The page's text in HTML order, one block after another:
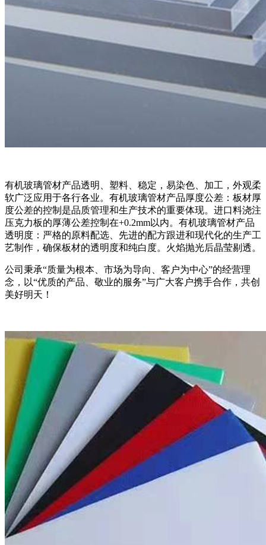
有机玻璃管材产品透明、塑料、稳定，易染色、加工，外观柔
软广泛应用于各行各业。有机玻璃管材产品厚度公差：板材厚
度公差的控制是品质管理和生产技术的重要体现。进口料浇注
压克力板的厚薄公差控制在+0.2mm以内。有机玻璃管材产品
透明度：严格的原料配选、先进的配方跟进和现代化的生产工
艺制作，确保板材的透明度和纯白度。火焰抛光后晶莹剔透。
公司秉承“质量为根本、市场为导向、客户为中心”的经营理
念，以“优质的产品、敬业的服务”与广大客户携手合作，共创
美好明天！